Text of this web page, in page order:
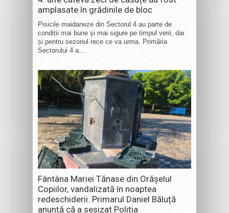
amplasate în grădinile de bloc
Pisicile maidaneze din Sectorul 4 au parte de
condiții mai bune și mai sigure pe timpul verii, dar
și pentru sezonul rece ce va urma. Primăria
Sectorului 4 a...
Fântâna Mariei Tănase din Orășelul
Copiilor, vandalizată în noaptea
redeschiderii. Primarul Daniel Băluță
anunță că a sesizat Poliția